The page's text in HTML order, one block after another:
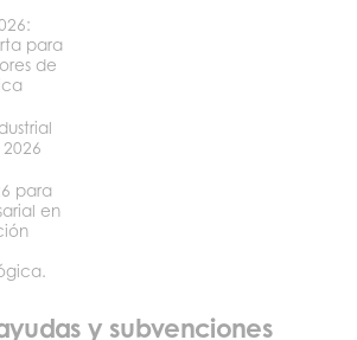
y subvenciones
para
de
para
en